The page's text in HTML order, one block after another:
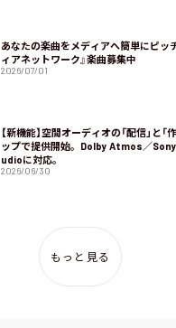
あなたの楽曲をメディアへ簡単にピッ
ィアネットワーク』楽曲募集中
2026/07/01
【新機能】空間オーディオの「配信」と「
ップで提供開始。Dolby Atmos／
udioに対応。
2026/06/30
もっと見る